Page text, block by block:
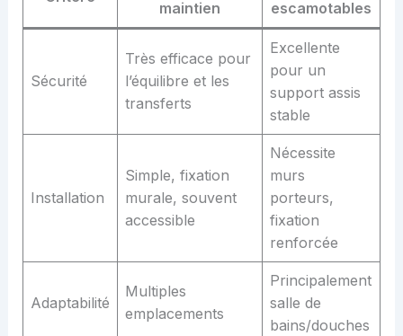
maintien
escamotables
Sécurité
Très efficace pour
l’équilibre et les
transferts
Excellente
pour un
support assis
stable
Installation
Simple, fixation
murale, souvent
accessible
Nécessite
murs
porteurs,
fixation
renforcée
Adaptabilité
Multiples
emplacements
Principalement
salle de
bains/douches